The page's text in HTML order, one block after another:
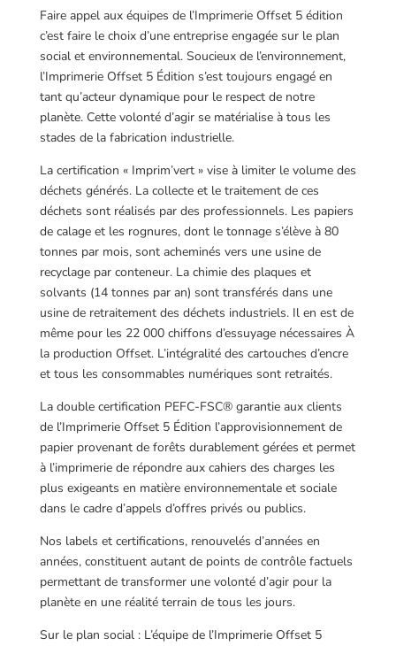
Faire appel aux équipes de l’Imprimerie Offset 5 édition
c’est faire le choix d’une entreprise engagée sur le plan
social et environnemental. Soucieux de l’environnement,
l’Imprimerie Offset 5 Édition s’est toujours engagé en
tant qu’acteur dynamique pour le respect de notre
planète. Cette volonté d’agir se matérialise à tous les
stades de la fabrication industrielle.
La certification « Imprim’vert » vise à limiter le volume des
déchets générés. La collecte et le traitement de ces
déchets sont réalisés par des professionnels. Les papiers
de calage et les rognures, dont le tonnage s’élève à 80
tonnes par mois, sont acheminés vers une usine de
recyclage par conteneur. La chimie des plaques et
solvants (14 tonnes par an) sont transférés dans une
usine de retraitement des déchets industriels. Il en est de
même pour les 22 000 chiffons d’essuyage nécessaires À
la production Offset. L’intégralité des cartouches d’encre
et tous les consommables numériques sont retraités.
La double certification PEFC-FSC® garantie aux clients
de l’Imprimerie Offset 5 Édition l’approvisionnement de
papier provenant de forêts durablement gérées et permet
à l’imprimerie de répondre aux cahiers des charges les
plus exigeants en matière environnementale et sociale
dans le cadre d’appels d’offres privés ou publics.
Nos labels et certifications, renouvelés d’années en
années, constituent autant de points de contrôle factuels
permettant de transformer une volonté d’agir pour la
planète en une réalité terrain de tous les jours.
Sur le plan social : L’équipe de l’Imprimerie Offset 5